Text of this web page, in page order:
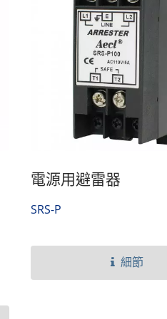
電源用避雷器
SRS-P
細節